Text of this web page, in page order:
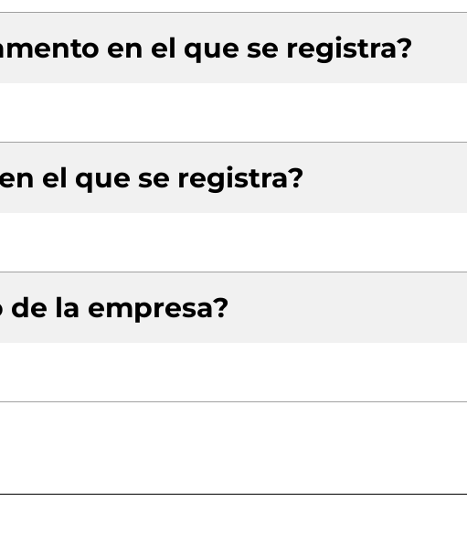
en el que se registra?
el que se registra?
de la empresa?